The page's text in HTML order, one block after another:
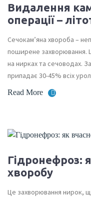
Видалення
операції –
Сечокам’яна хвороба –
поширене захворювання.
на нирках та сечоводах.
припадає 30-45% всіх
Read More
Гідронефроз:
хворобу
Це захворювання нирок,